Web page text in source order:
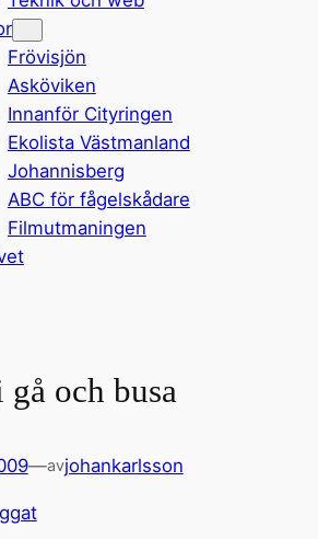
Frövisjön
Asköviken
Innanför Cityringen
Ekolista Västmanland
Johannisberg
ABC för fågelskådare
Filmutmaningen
och busa
—avjohankarlsson